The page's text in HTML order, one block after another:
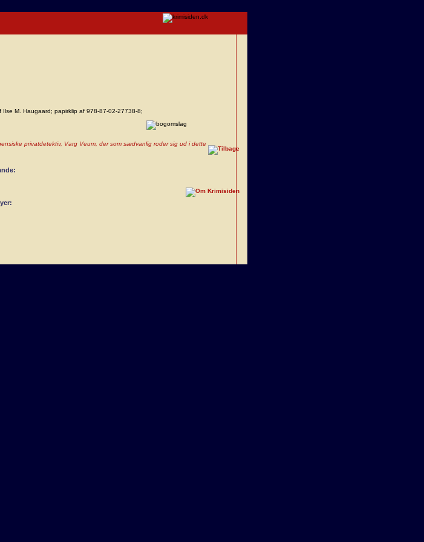
M. Haugaard; papirklip af 978-87-02-27738-8;
privatdetektiv, Varg Veum, der som sædvanlig roder sig ud i dette